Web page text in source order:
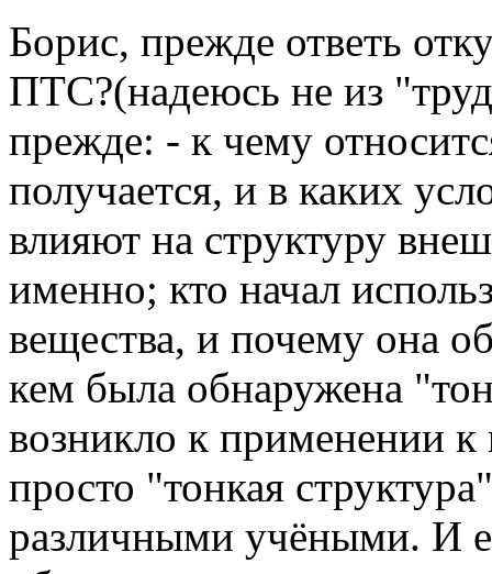
Борис, прежде ответь
ПТС?(надеюсь не из
прежде: - к чему
получается, и в каких
влияют на структуру
именно; кто начал
вещества, и почему она
кем была обнаружена
возникло к применении к
просто "тонкая
различными учёными. И